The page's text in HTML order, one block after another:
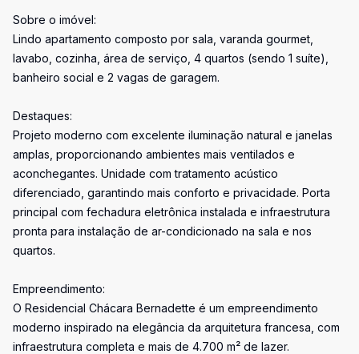
Sobre o imóvel:
Lindo apartamento composto por sala, varanda gourmet,
lavabo, cozinha, área de serviço, 4 quartos (sendo 1 suíte),
banheiro social e 2 vagas de garagem.
Destaques:
Projeto moderno com excelente iluminação natural e janelas
amplas, proporcionando ambientes mais ventilados e
aconchegantes. Unidade com tratamento acústico
diferenciado, garantindo mais conforto e privacidade. Porta
principal com fechadura eletrônica instalada e infraestrutura
pronta para instalação de ar-condicionado na sala e nos
quartos.
Empreendimento:
O Residencial Chácara Bernadette é um empreendimento
moderno inspirado na elegância da arquitetura francesa, com
infraestrutura completa e mais de 4.700 m² de lazer.